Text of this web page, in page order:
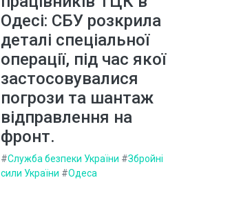
Одесі: СБУ розкрила
деталі спеціальної
операції, під час якої
застосовувалися
погрози та шантаж
відправлення на
фронт.
#Служба безпеки України #Збройні
сили України #Одеса